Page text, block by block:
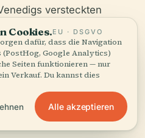
versteckten
Sie stets das heilige und
Stadt.
Cookies.EU · DSGVO
dafür, dass die Navigation
Google Analytics)
Seiten funktionieren — nur
Verkauf. Du kannst dies
Alle akzeptieren